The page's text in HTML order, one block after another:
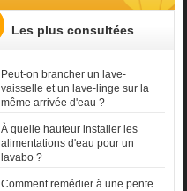
Les plus consultées
Peut-on brancher un lave-
vaisselle et un lave-linge sur la
même arrivée d'eau ?
À quelle hauteur installer les
alimentations d'eau pour un
lavabo ?
Comment remédier à une pente